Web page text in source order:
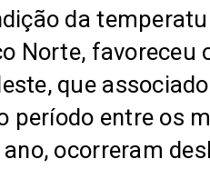
da
Norte, favoreceu
que
período entre os
ocorreram